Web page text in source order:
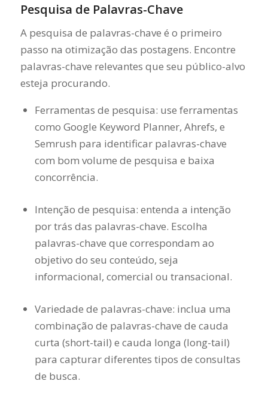
Pesquisa de Palavras-Chave
A pesquisa de palavras-chave é o primeiro
passo na otimização das postagens. Encontre
palavras-chave relevantes que seu público-alvo
esteja procurando.
Ferramentas de pesquisa: use ferramentas
como Google Keyword Planner, Ahrefs, e
Semrush para identificar palavras-chave
com bom volume de pesquisa e baixa
concorrência.
Intenção de pesquisa: entenda a intenção
por trás das palavras-chave. Escolha
palavras-chave que correspondam ao
objetivo do seu conteúdo, seja
informacional, comercial ou transacional.
Variedade de palavras-chave: inclua uma
combinação de palavras-chave de cauda
curta (short-tail) e cauda longa (long-tail)
para capturar diferentes tipos de consultas
de busca.